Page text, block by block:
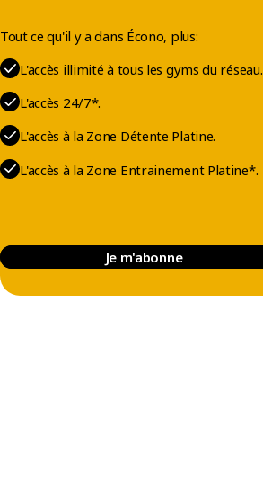
Tout ce qu'il y a dans Écono, plus:
L'accès illimité à tous les gyms du réseau.
L'accès 24/7*.
L'accès à la Zone Détente Platine.
L'accès à la Zone Entrainement Platine*.
Je m'abonne